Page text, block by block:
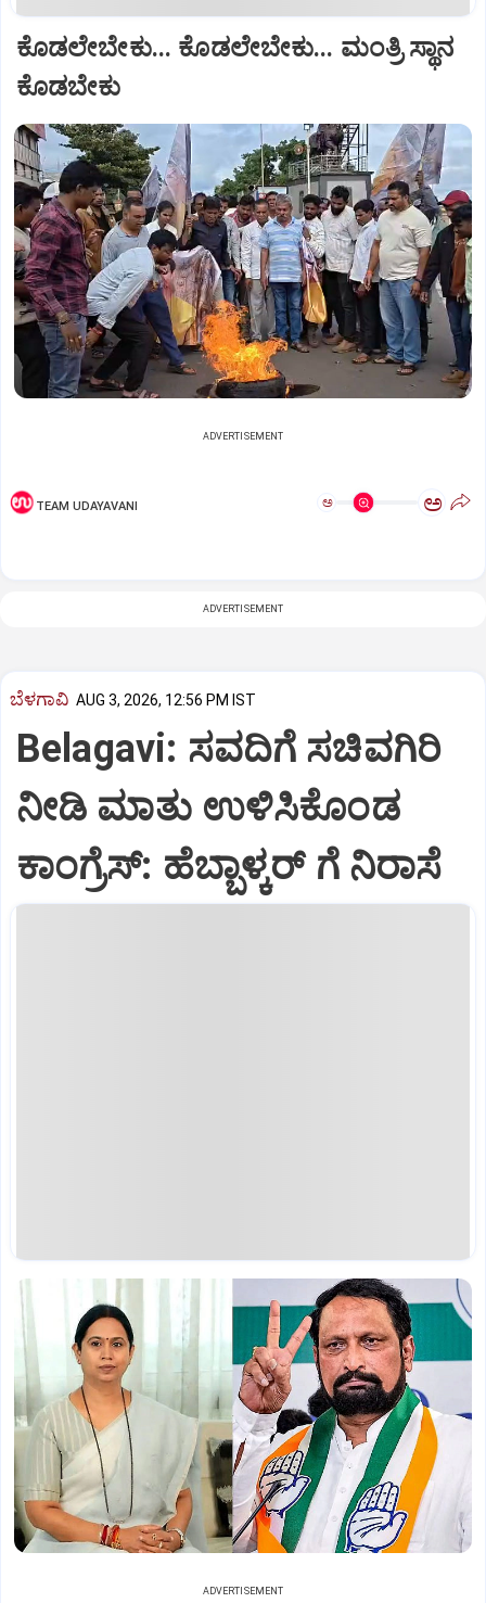
ಕೊಡಲೇಬೇಕು... ಕೊಡಲೇಬೇಕು... ಮಂತ್ರಿ ಸ್ಥಾನ
ಕೊಡಬೇಕು
ADVERTISEMENT
TEAM UDAYAVANI ಅ ಅ
ADVERTISEMENT
ಬೆಳಗಾವಿ AUG 3, 2026, 12:56 PM IST
Belagavi: ಸವದಿಗೆ ಸಚಿವಗಿರಿ
ನೀಡಿ ಮಾತು ಉಳಿಸಿಕೊಂಡ
ಕಾಂಗ್ರೆಸ್:‌ ಹೆಬ್ಬಾಳ್ಕರ್‌ ಗೆ ನಿರಾಸೆ
ADVERTISEMENT